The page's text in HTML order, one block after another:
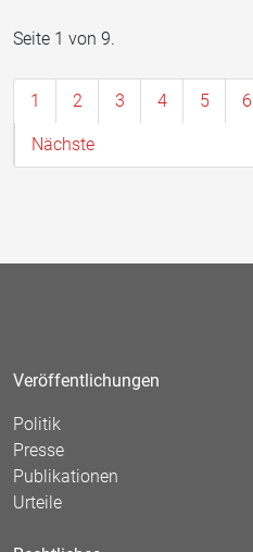
Seite 1 von 9.
1 2 3 4 5 6
Nächste
Veröffentlichungen
Politik
Presse
Publikationen
Urteile